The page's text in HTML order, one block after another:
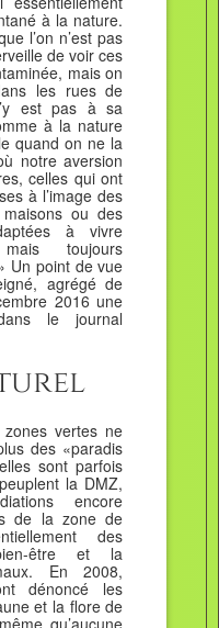
à la nature.
l’on n’est pas
de voir ces
mais on
les rues de
est pas à sa
à la nature
quand on ne la
notre aversion
celles qui ont
à l’image des
ou des
à vivre
toujours
Un point de vue
agrégé de
2016 une
le journal
vertes ne
des «paradis
sont parfois
la DMZ,
encore
de la zone de
des
être et la
En 2008,
dénoncé les
et la flore de
qu’aucune